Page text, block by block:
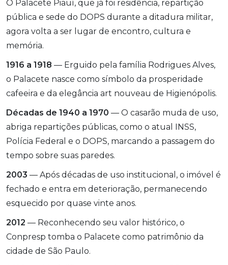
O Palacete Piauí, que já foi residência, repartição
pública e sede do DOPS durante a ditadura militar,
agora volta a ser lugar de encontro, cultura e
memória.
1916 a 1918 — Erguido pela família Rodrigues Alves,
o Palacete nasce como símbolo da prosperidade
cafeeira e da elegância art nouveau de Higienópolis.
Décadas de 1940 a 1970 — O casarão muda de uso,
abriga repartições públicas, como o atual INSS,
Polícia Federal e o DOPS, marcando a passagem do
tempo sobre suas paredes.
2003 — Após décadas de uso institucional, o imóvel é
fechado e entra em deterioração, permanecendo
esquecido por quase vinte anos.
2012 — Reconhecendo seu valor histórico, o
Conpresp tomba o Palacete como patrimônio da
cidade de São Paulo.